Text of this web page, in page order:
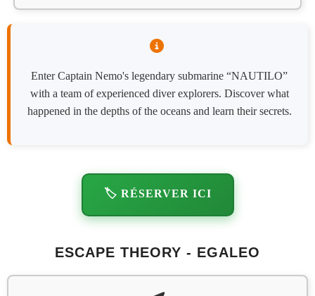
Enter Captain Nemo's legendary submarine “NAUTILO”
with a team of experienced diver explorers. Discover what
happened in the depths of the oceans and learn their secrets.
🏷️ RÉSERVER ICI
ESCAPE THEORY - EGALEO